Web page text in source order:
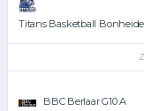
Titans Basketball
BBC Berlaar G10 A